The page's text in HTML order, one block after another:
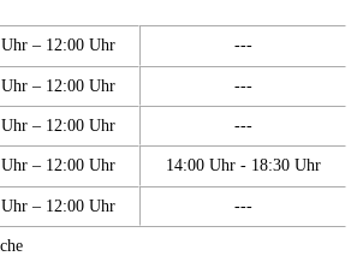
– 12:00 Uhr ---
– 12:00 Uhr ---
– 12:00 Uhr ---
– 12:00 Uhr 14:00 Uhr - 18:30 Uhr
– 12:00 Uhr ---